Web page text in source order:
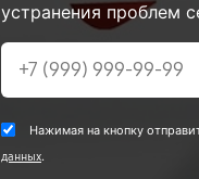
устранения проблем
Нажимая на кнопку
данных.